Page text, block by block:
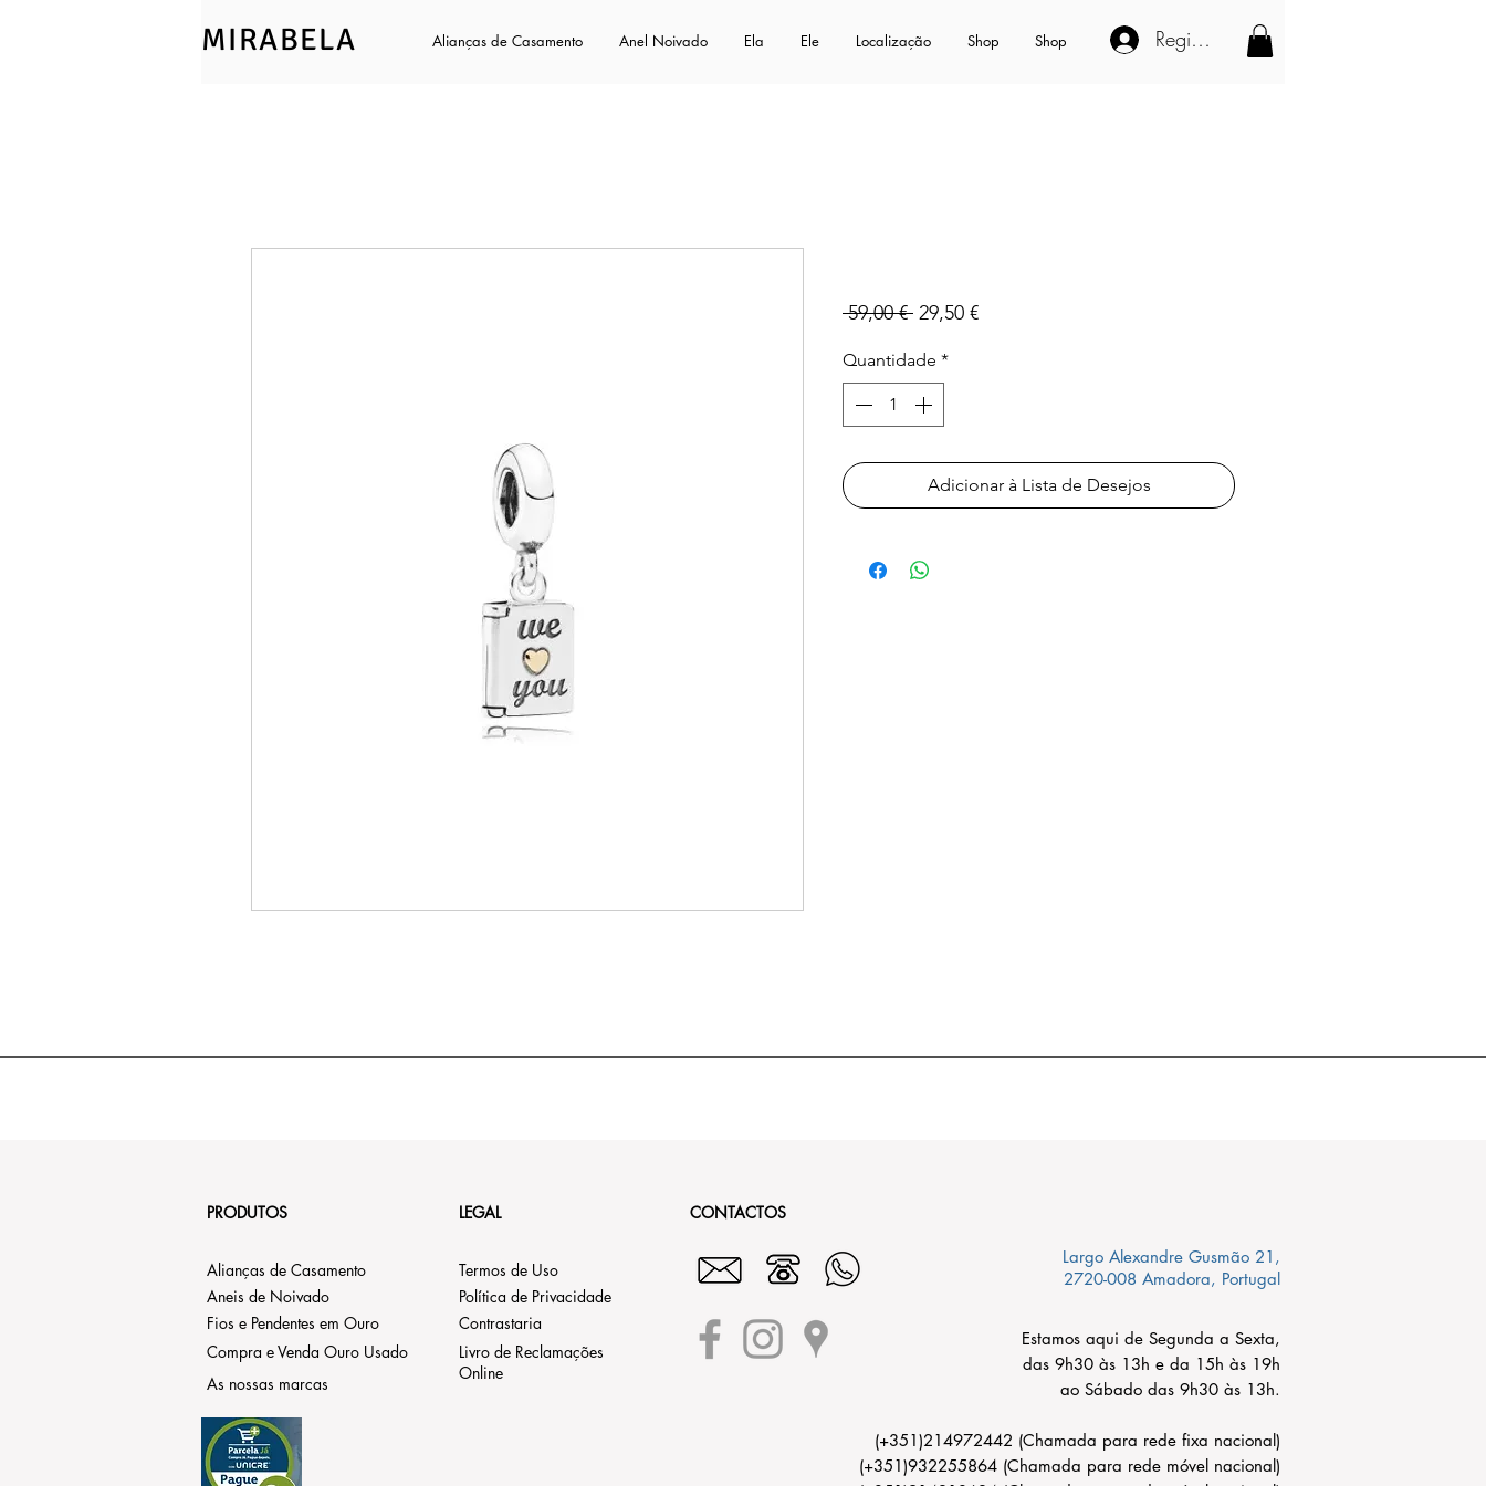
MIRABELA Alianças de Casamento Anel Noivado Ela Ele Localização Shop Shop Registe-se
59,00 € Preço
29,50 €Preço
Quantidade *
Adicionar à Lista de Desejos
PRODUTOS
Alianças de Casamento
Aneis de Noivado
Fios e Pendentes em Ouro
Compra e Venda Ouro Usado
As nossas marcas
LEGAL
Termos de Uso
Política de Privacidade
Contrastaria
Livro de Reclamações
Online
CONTACTOS
Largo Alexandre Gusmão 21,
2720-008 Amadora, Portugal
Estamos aqui de Segunda a Sexta,
das 9h30 às 13h e da 15h às 19h
ao Sábado das 9h30 às 13h.
(+351)214972442 (Chamada para rede fixa nacional)
(+351)932255864 (Chamada para rede móvel nacional)